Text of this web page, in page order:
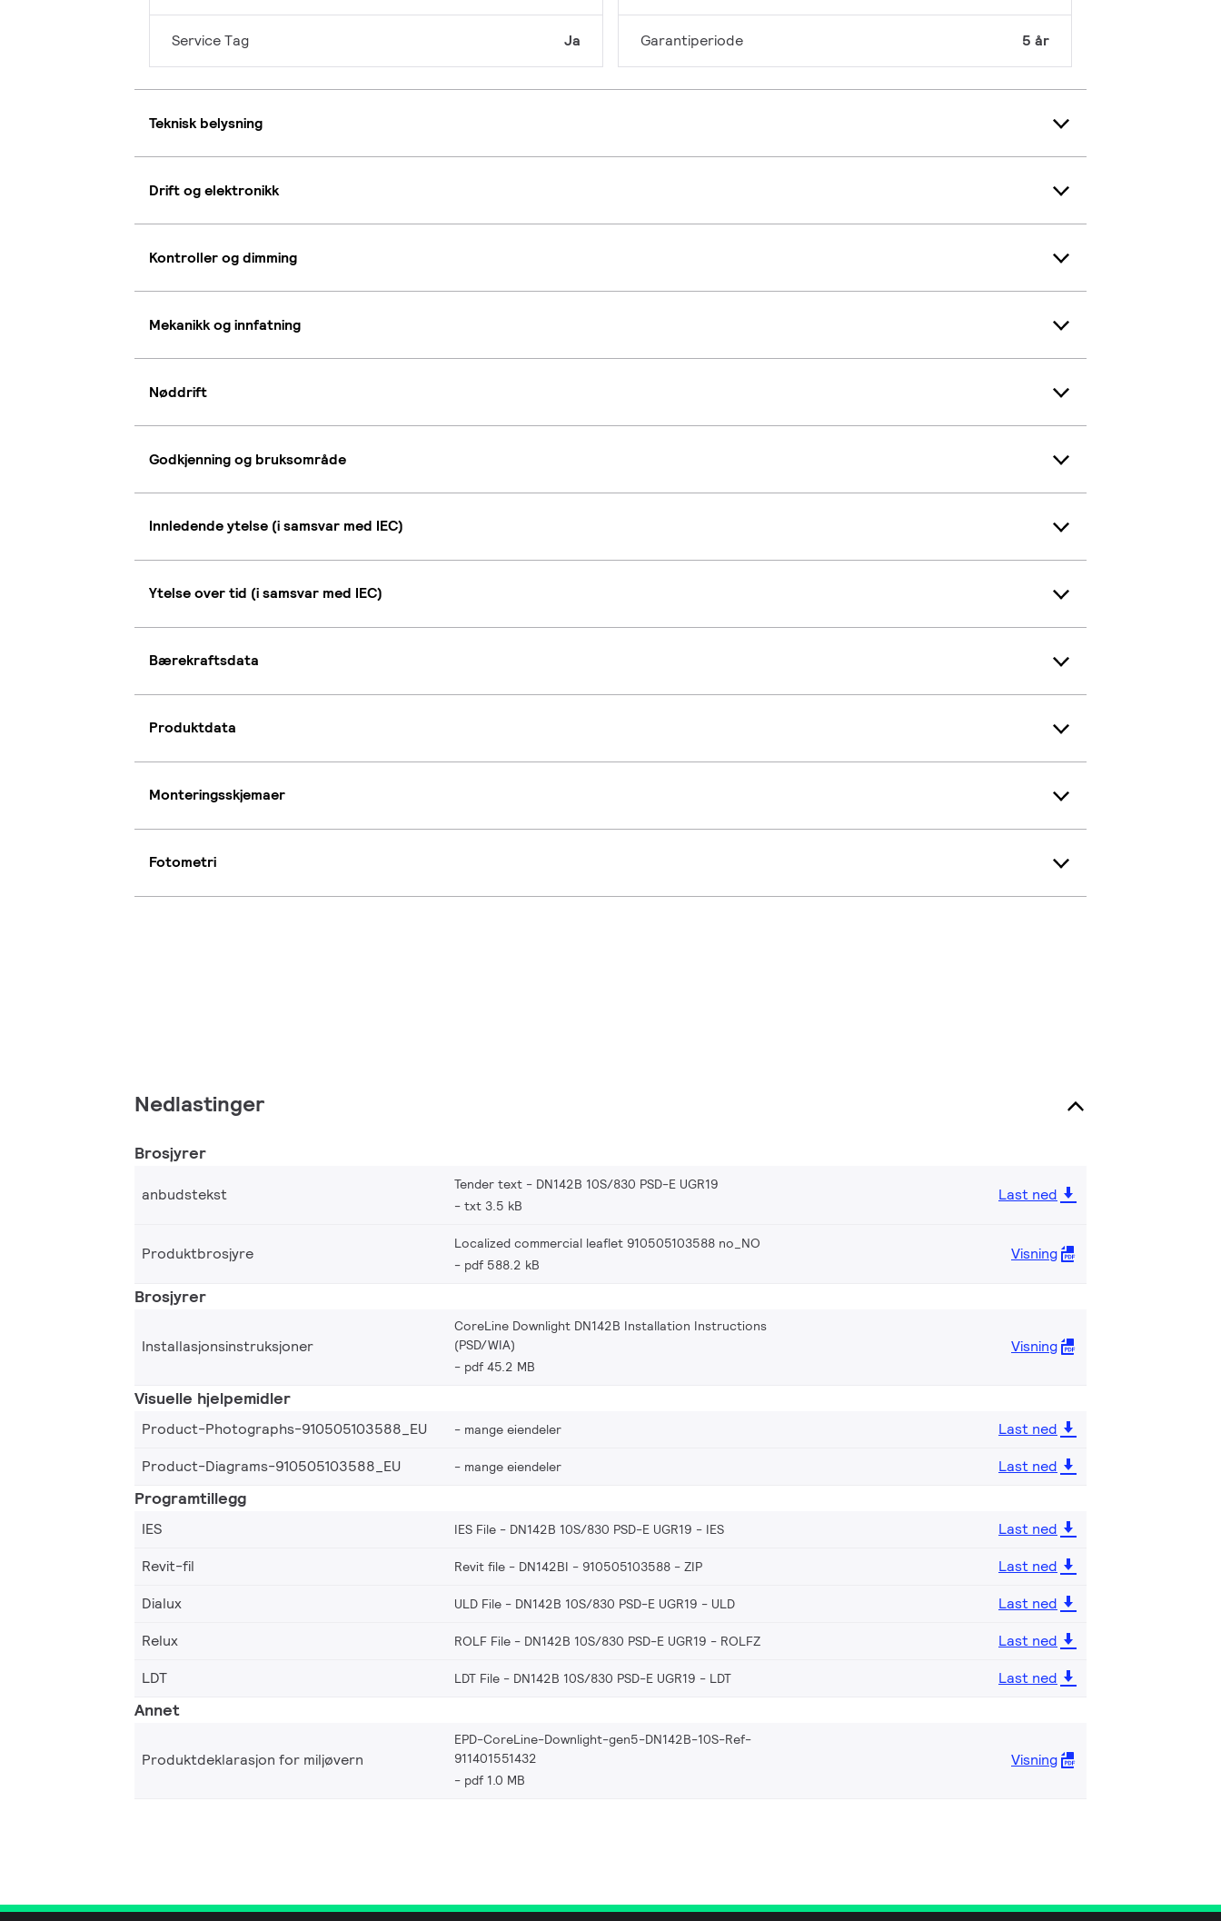
Service Tag Ja Garantiperiode 5 år
Teknisk belysning
Drift og elektronikk
Kontroller og dimming
Mekanikk og innfatning
Nøddrift
Godkjenning og bruksområde
Innledende ytelse (i samsvar med IEC)
Ytelse over tid (i samsvar med IEC)
Bærekraftsdata
Produktdata
Monteringsskjemaer
Fotometri
Nedlastinger
Brosjyrer
anbudstekst
Tender text - DN142B 10S/830 PSD-E UGR19
txt 3.5 kB
Last ned
Produktbrosjyre
Localized commercial leaflet 910505103588 no_NO
pdf 588.2 kB
Visning
Brosjyrer
Installasjonsinstruksjoner
CoreLine Downlight DN142B Installation Instructions
(PSD/WIA)
pdf 45.2 MB
Visning
Visuelle hjelpemidler
Product-Photographs-910505103588_EU mange eiendeler
Last ned
Product-Diagrams-910505103588_EU
mange eiendeler Last ned
Programtillegg
IES IES File - DN142B 10S/830 PSD-E UGR19 IES
Last ned
Revit-fil
Revit file - DN142BI - 910505103588 ZIP
Last ned
Dialux
ULD File - DN142B 10S/830 PSD-E UGR19 ULD
Last ned
Relux
ROLF File - DN142B 10S/830 PSD-E UGR19 ROLFZ
Last ned
LDT
LDT File - DN142B 10S/830 PSD-E UGR19 LDT Last ned
Annet
Produktdeklarasjon for miljøvern
EPD-CoreLine-Downlight-gen5-DN142B-10S-Ref-
911401551432
pdf 1.0 MB
Visning